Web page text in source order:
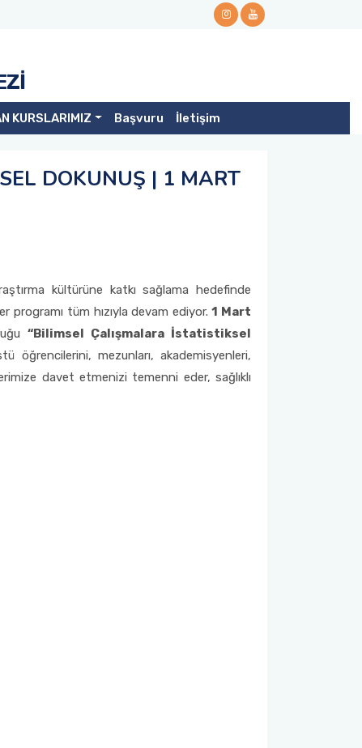
KURSLARIMIZ Başvuru İletişim
DOKUNUŞ | 1 MART
kültürüne katkı sağlama hedefinde
tüm hızıyla devam ediyor. 1 Mart
“Bilimsel Çalışmalara İstatistiksel
öğrencilerini, mezunları, akademisyenleri,
davet etmenizi temenni eder, sağlıklı